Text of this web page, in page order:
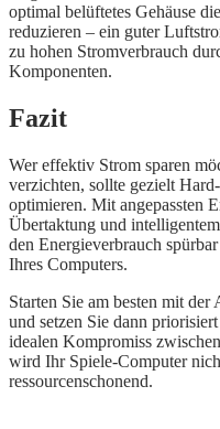
optimal belüftetes Gehäuse
reduzieren – ein guter
zu hohen Stromverbrauch
Komponenten.
Fazit
Wer effektiv Strom sparen
verzichten, sollte gezielt
optimieren. Mit angepassten
Übertaktung und
den Energieverbrauch
Ihres Computers.
Starten Sie am besten mit
und setzen Sie dann
idealen Kompromiss
wird Ihr Spiele-Computer
ressourcenschonend.